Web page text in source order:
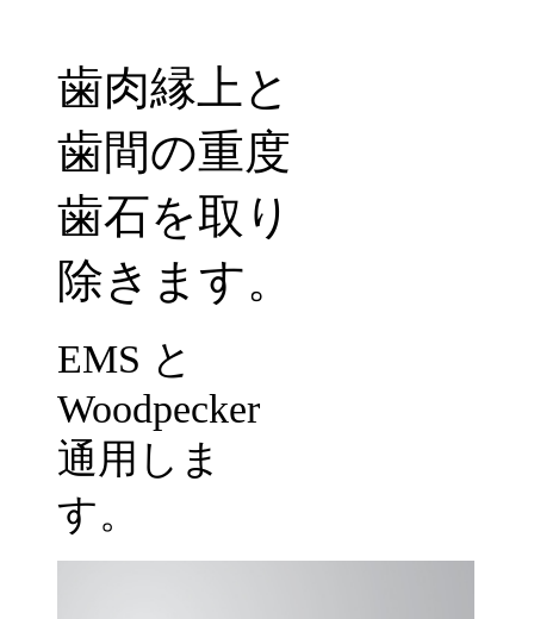
歯肉縁上と
歯間の重度
歯石を取り
除きます。
EMS と
Woodpecker
通用しま
す。